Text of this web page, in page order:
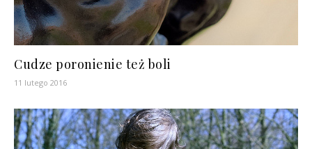
Cudze poronienie też boli
11 lutego 2016